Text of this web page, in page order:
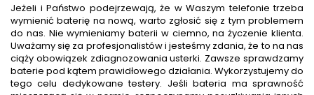
Jeżeli i Państwo podejrzewają, że w Waszym telefonie trzeba
wymienić baterię na nową, warto zgłosić się z tym problemem
do nas. Nie wymieniamy baterii w ciemno, na życzenie klienta.
Uważamy się za profesjonalistów i jesteśmy zdania, że to na nas
ciąży obowiązek zdiagnozowania usterki. Zawsze sprawdzamy
baterie pod kątem prawidłowego działania. Wykorzystujemy do
tego celu dedykowane testery. Jeśli bateria ma sprawność